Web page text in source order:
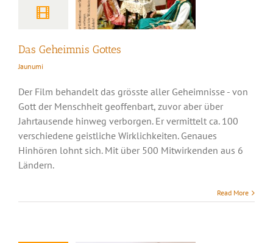
Das Geheimnis Gottes
Jaunumi
Der Film behandelt das grösste aller Geheimnisse - von
Gott der Menschheit geoffenbart, zuvor aber über
Jahrtausende hinweg verborgen. Er vermittelt ca. 100
verschiedene geistliche Wirklichkeiten. Genaues
Hinhören lohnt sich. Mit über 500 Mitwirkenden aus 6
Ländern.
Read More